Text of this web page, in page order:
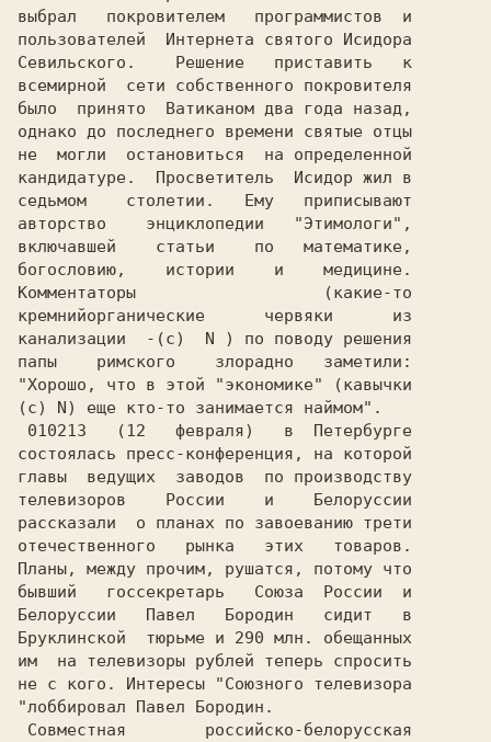
выбрал   покровителем   программистов  и
пользователей  Интернета святого Исидора
Севильского.    Решение   приставить   к
всемирной  сети собственного покровителя
было  принято  Ватиканом два года назад,
однако до последнего времени святые отцы
не  могли  остановиться  на определенной
кандидатуре.  Просветитель  Исидор жил в
седьмом    столетии.   Ему   приписывают
авторство    энциклопедии   "Этимологи",
включавшей    статьи    по   математике,
богословию,    истории    и    медицине.
Комментаторы                   (какие-то
кремнийорганические      червяки      из
канализации  -(c)  N ) по поводу решения
папы    римского    злорадно   заметили:
"Хорошо, что в этой "экономике" (кавычки
(c) N) еще кто-то занимается наймом".
состоялась пресс-конференция, на которой
телевизоров    России    и    Белоруссии
рассказали  о планах по завоеванию трети
отечественного   рынка   этих   товаров.
Планы, между прочим, рушатся, потому что
бывший   госсекретарь   Союза  России  и
Белоруссии   Павел   Бородин   сидит   в
Бруклинской  тюрьме и 290 млн. обещанных
им  на телевизоры рублей теперь спросить
не с кого. Интересы "Союзного телевизора
"лоббировал Павел Бородин.